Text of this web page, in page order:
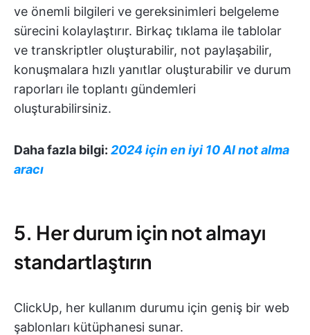
ve önemli bilgileri ve gereksinimleri belgeleme
sürecini kolaylaştırır. Birkaç tıklama ile tablolar
ve transkriptler oluşturabilir, not paylaşabilir,
konuşmalara hızlı yanıtlar oluşturabilir ve durum
raporları ile toplantı gündemleri
oluşturabilirsiniz.
Daha fazla bilgi: 2024 için en iyi 10 AI not alma
aracı
5. Her durum için not almayı
standartlaştırın
ClickUp, her kullanım durumu için geniş bir web
şablonları kütüphanesi sunar.